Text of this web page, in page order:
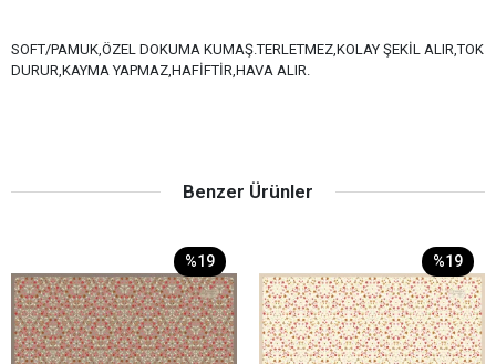
SOFT/PAMUK,ÖZEL DOKUMA KUMAŞ.TERLETMEZ,KOLAY ŞEKİL ALIR,TOK
DURUR,KAYMA YAPMAZ,HAFİFTİR,HAVA ALIR.
Benzer Ürünler
%19 %19